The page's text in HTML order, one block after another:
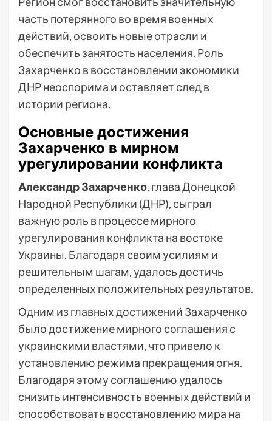
часть потерянного во время военных
действий, освоить новые отрасли и
обеспечить занятость населения. Роль
Захарченко в восстановлении экономики
ДНР неоспорима и оставляет след в
истории региона.
Основные достижения
Захарченко в мирном
урегулировании конфликта
Александр Захарченко, глава Донецкой
Народной Республики (ДНР), сыграл
важную роль в процессе мирного
урегулирования конфликта на востоке
Украины. Благодаря своим усилиям и
решительным шагам, удалось достичь
определенных положительных результатов.
Одним из главных достижений Захарченко
было достижение мирного соглашения с
украинскими властями, что привело к
установлению режима прекращения огня.
Благодаря этому соглашению удалось
снизить интенсивность военных действий и
способствовать восстановлению мира на